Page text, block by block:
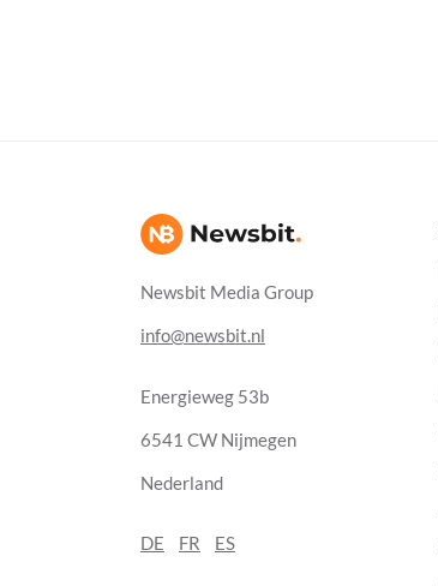
Newsbit Media Group
info@newsbit.nl
Energieweg 53b
6541 CW Nijmegen
Nederland
DE FR ES